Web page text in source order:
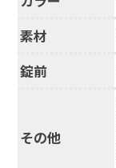
素材
錠前
その他